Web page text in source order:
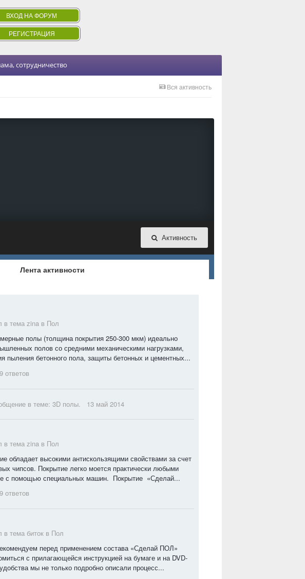
ВХОД НА ФОРУМ
РЕГИСТРАЦИЯ
сотрудничество
Вся активность
Активность
Лента активности
в тема zina в Пол
полы (толщина покрытия 250-300 мкм) идеально
полов со средними механическими нагрузками,
пыления бетонного пола, защиты бетонных и цементных...
ответов
в теме: 3D полы. 13 май 2014
в тема zina в Пол
обладает высокими антискользящими свойствами за счет
чипсов. Покрытие легко моется практически любыми
с помощью специальных машин. Покрытие «Сделай...
ответов
в тема биток в Пол
перед применением состава «Сделай ПОЛ»
с прилагающейся инструкцией на бумаге и на DVD-
мы не только подробно описали процесс...